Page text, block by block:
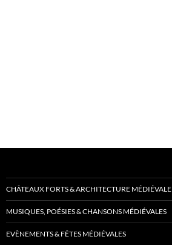
CHÂTEAUX FORTS & ARCHITECTURE MÉDIÉVALE
MUSIQUES, POÉSIES & CHANSONS MÉDIÉVALES
EVÈNEMENTS & FÊTES MÉDIÉVALES